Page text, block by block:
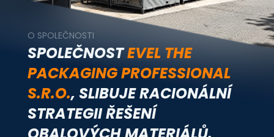
O SPOLEČNOSTI
SPOLEČNOSTEVEL THE
PACKAGING PROFESSIONAL
S.R.O., SLIBUJE RACIONÁLNÍ
STRATEGII ŘEŠENÍ